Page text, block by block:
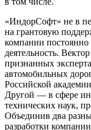
«ИндорСофт» не в
на грантовую
компании постоянно
деятельность.
признанных
автомобильных
Российской
Другой — в сфере
технических наук,
Объединив два
разработки